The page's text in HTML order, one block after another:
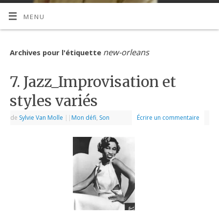
MENU
Archives pour l'étiquette new-orleans
7. Jazz_Improvisation et
styles variés
de Sylvie Van Molle | | Mon défi, Son Écrire un commentaire